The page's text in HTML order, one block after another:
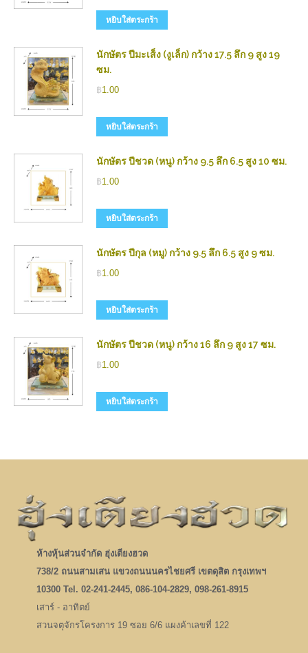
หยิบใส่ตระกร้า
นักษัตร ปีมะเส็ง (งูเล็ก) กว้าง 17.5 ลึก 9 สูง 19
ซม.
฿1.00
หยิบใส่ตระกร้า
นักษัตร ปีชวด (หนู) กว้าง 9.5 ลึก 6.5 สูง 10 ซม.
฿1.00
หยิบใส่ตระกร้า
นักษัตร ปีกุล (หมู) กว้าง 9.5 ลึก 6.5 สูง 9 ซม.
฿1.00
หยิบใส่ตระกร้า
นักษัตร ปีชวด (หนู) กว้าง 16 ลึก 9 สูง 17 ซม.
฿1.00
หยิบใส่ตระกร้า
ห้างหุ้นส่วนจำกัด ฮุ่งเตียงฮวด
738/2 ถนนสามเสน แขวงถนนนครไชยศรี เขตดุสิต กรุงเทพฯ
10300 Tel. 02-241-2445, 086-104-2829, 098-261-8915
เสาร์ - อาทิตย์
สวนจตุจักรโครงการ 19 ซอย 6/6 แผงค้าเลขที่ 122